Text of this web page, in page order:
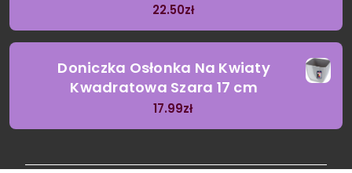
22.50zł
Doniczka Osłonka Na Kwiaty
Kwadratowa Szara 17 cm
17.99zł